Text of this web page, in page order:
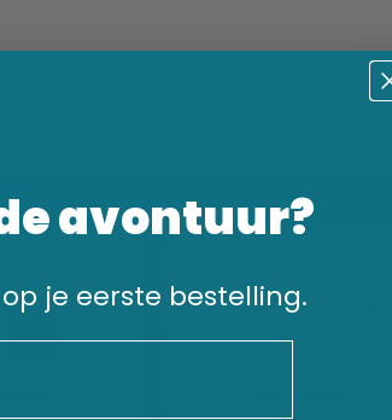
avontuur?
je eerste bestelling.